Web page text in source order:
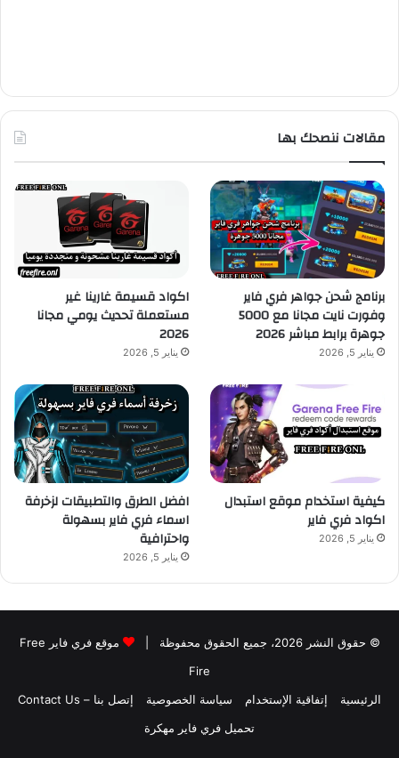
مقالات ننصحك بها
برنامج شحن جواهر فري فاير
وفورت نايت مجانا مع 5000
جوهرة برابط مباشر 2026
يناير 5, 2026
اكواد قسيمة غارينا غير
مستعملة تحديث يومي مجانا
2026
يناير 5, 2026
كيفية استخدام موقع استبدال
اكواد فري فاير
يناير 5, 2026
افضل الطرق والتطبيقات لزخرفة
اسماء فري فاير بسهولة
واحترافية
يناير 5, 2026
© حقوق النشر 2026، جميع الحقوق محفوظة |
موقع فري فاير Free
Fire
الرئيسية
إتفاقية الإستخدام سياسة الخصوصية
إتصل بنا – Contact Us
تحميل فري فاير مهكرة